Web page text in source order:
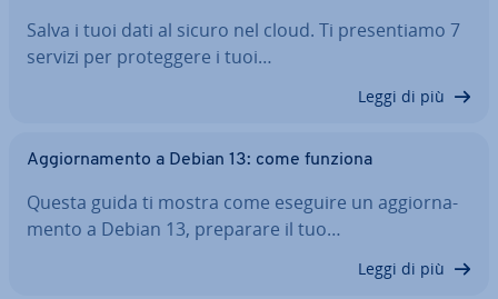
Salva i tuoi dati al sicuro nel cloud. Ti pre­sen­tia­mo 7
servizi per pro­teg­ge­re i tuoi…
Leggi di più
Ag­gior­na­men­to a Debian 13: come funziona
Questa guida ti mostra come eseguire un ag­gior­na­
men­to a Debian 13, preparare il tuo…
Leggi di più